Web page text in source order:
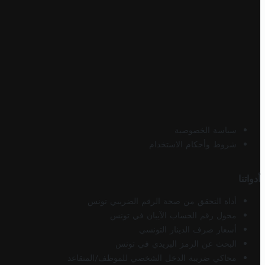
سياسة الخصوصية
شروط وأحكام الاستخدام
أدواتنا
أداة التحقق من صحة الرقم الضريبي تونس
محول رقم الحساب الآيبان في تونس
أسعار صرف الدينار التونسي
البحث عن الرمز البريدي في تونس
محاكي ضريبة الدخل الشخصي للموظف/المتقاعد